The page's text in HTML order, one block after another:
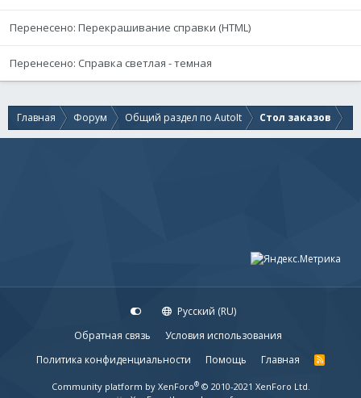
Перенесено: Перекрашивание справки (HTML)
Перенесено: Cправка светлая - темная
Главная Форум Общий раздел по AutoIt Стол заказов
Русский (RU)
Обратная связь
Условия использования
Политика конфиденциальности
Помощь Главная
R
S
Community platform by XenForo® © 2010-2021 XenForo Ltd.